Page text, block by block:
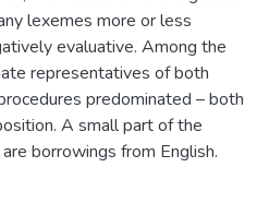
lexemes more or less
evaluative. Among the
representatives of both
predominated – both
A small part of the
borrowings from English.